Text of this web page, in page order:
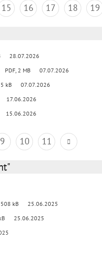
15 16 17 18 19
28.07.2026
PDF, 2 MB 07.07.2026
kB 07.07.2026
17.06.2026
15.06.2026
9 10 11
508 kB 25.06.2025
25.06.2025